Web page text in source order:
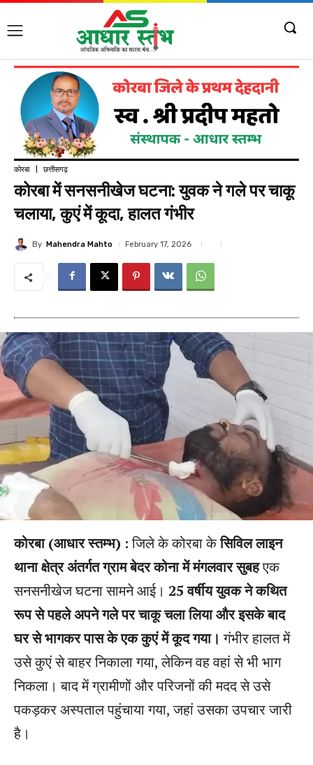
कोरबा छत्तीसगढ़
कोरबा में सनसनीखेज घटना: युवक ने गले पर चाकू
चलाया, कुएं में कूदा, हालत गंभीर
By Mahendra Mahto February 17, 2026
कोरबा (आधार स्तम्भ) :जिले के कोरबा केसिविल लाइन
थाना क्षेत्र अंतर्गत ग्राम बेदर कोना में मंगलवार सुबहएक
सनसनीखेज घटना सामने आई। 25 वर्षीय युवक ने कथित
रूप से पहले अपने गले पर चाकू चला लिया और इसके बाद
घर से भागकर पास के एक कुएं में कूद गया। गंभीर हालत में
उसे कुएं से बाहर निकाला गया, लेकिन वह वहां से भी भाग
निकला। बाद में ग्रामीणों और परिजनों की मदद से उसे
पकड़कर अस्पताल पहुंचाया गया, जहां उसका उपचार जारी
है।